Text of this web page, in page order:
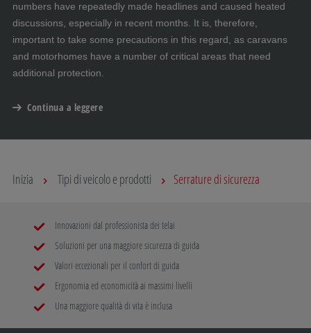
numbers have repeatedly made headlines and caused heated
discussions, especially in recent months. It is, therefore,
important to take some precautions in this regard, as caravans
and motorhomes have a number of critical areas that need
additional protection.
Continua a leggere
Inizia Tipi di veicolo e prodotti Serrature di sicurezza
Innovazioni dal professionista dei telai
Soluzioni per una maggiore sicurezza di guida
Valori eccezionali per il confort di guida
Ergonomia ed economicità ai massimi livelli
Una maggiore qualità di vita è inclusa